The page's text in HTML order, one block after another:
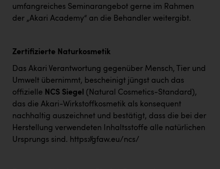
umfangreiches Seminarangebot gerne im Rahmen
der „Akari Academy“ an die Behandler weitergibt.
Zertifizierte Naturkosmetik
Das Akari Verantwortung gegenüber Mensch, Tier und
Umwelt übernimmt, bescheinigt jüngst auch das
offizielle NCS Siegel (Natural Cosmetics-Standard),
das die Akari-Wirkstoffkosmetik als konsequent
nachhaltig auszeichnet und bestätigt, dass die bei der
Herstellung verwendeten Inhaltsstoffe alle natürlichen
Ursprungs sind. https://gfaw.eu/ncs/